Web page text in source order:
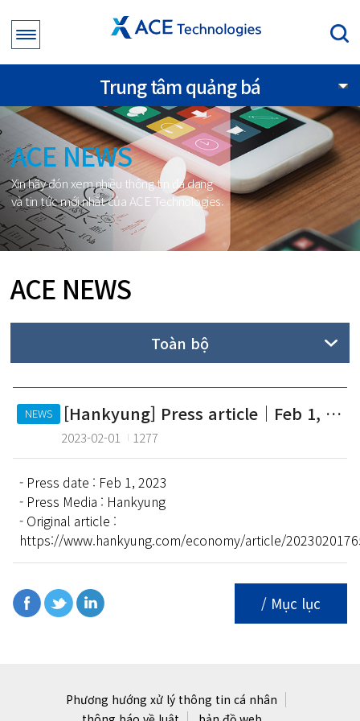
Trung tâm quảng bá
ACE NEWS
Xin hãy đón xem nhiều thông tin đa dạng
và tin tức mới nhất của ACE Technologies.
ACE NEWS
Toàn bộ
NEWS [Hankyung] Press article｜Feb 1, 2023
2023-02-01 1277
- Press date : Feb 1, 2023
- Press Media : Hankyung
- Original article :
https://www.hankyung.com/economy/article/
/ Mục lục
Phương hướng xử lý thông tin cá nhân